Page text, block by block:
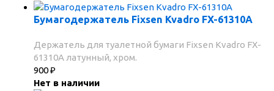
Бумагодержатель Fixsen Kvadro FX-61310A
Держатель для туалетной бумаги Fixsen Kvadro FX-
61310A латунный, хром.
900₽
Нет в наличии